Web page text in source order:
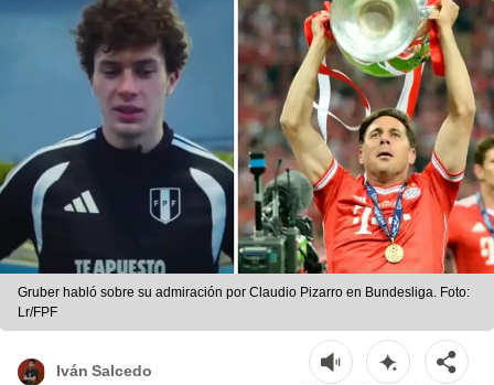
Gruber habló sobre su admiración por Claudio Pizarro en Bundesliga. Foto:
Lr/FPF
Iván Salcedo